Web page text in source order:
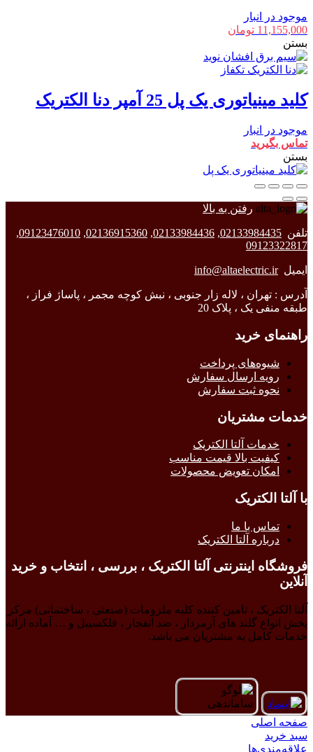
موجود در انبار
11,155,000 تومان
بستن
کلید مینیاتوری یک پل 25 آمپر دنا الکتریک
موجود در انبار
تماس بگیرید
بستن
رفتن به بالا
تلفن 02133984435
,
02133984436
,
02136915360
,
09123476010
,
09123322817
ایمیلinfo@altaelectric.ir
آدرس : تهران ، لاله زار جنوبی ، نبش کوچه مجمر ، پاساژ فراز ،
طبقه منفی یک ، پلاک 20
راهنمای خرید
شیوه‌های پرداخت
رویه ارسال سفارش
نحوه ثبت سفارش
خدمات مشتریان
خدمات آلتا الکتریک
کیفیت بالا قیمت مناسب
امکان تعویض محصولات
با آلتا الکتریک
تماس با ما
درباره آلتا الکتریک
فروشگاه اینترنتی آلتا الکتریک ، بررسی ، انتخاب و خرید
آنلاین
آلتا الکتریک ، تامین کننده کلیه ملزومات (صنعتی ، ساختمانی) مرکز
پخش انواع گلند های آرمردار ، ضد انفجار ، فلکسیبل و … آماده ارائه
خدمات کامل به مشتریان می باشد.
صفحه اصلی
سبد خرید
علاقه‌مندی‌ها